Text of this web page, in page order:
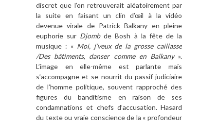
discret que l’on retrouverait aléatoirement par
la suite en faisant un clin d’œil à la vidéo
devenue virale de Patrick Balkany en pleine
euphorie sur Djombde Bosh à la fête de la
musique : « Moi, j’veux de la grosse caillasse
/Des bâtiments, danser comme en Balkany».
L’image en elle-même est parlante mais
s’accompagne et se nourrit du passif judiciaire
de l’homme politique, souvent rapproché des
figures du banditisme en raison de ses
condamnations et chefs d’accusation. Hasard
du texte ou vraie conscience de la « profondeur